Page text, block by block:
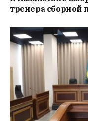
тренера сборной